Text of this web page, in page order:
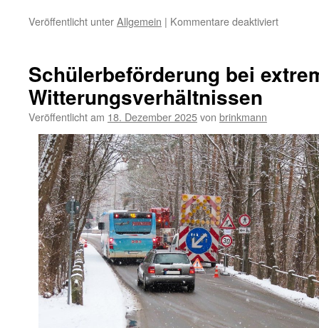
Veröffentlicht unterAllgemein | Kommentare deaktiviertfür
Tostedt
Schülerbeförderung bei
Witterungsverhältnissen
Veröffentlicht am 18. Dezember 2025von brinkmann